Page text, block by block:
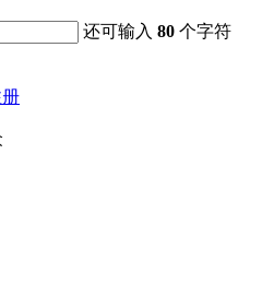
还可输入80 个字符